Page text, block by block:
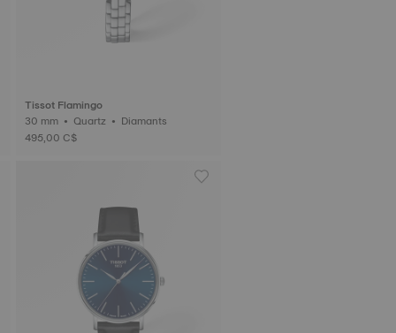
Tissot Flamingo
30 mm • Quartz • Diamants
495,00 C$